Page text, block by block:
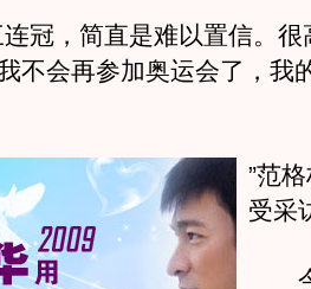
，简直是难以置信。很
不会再参加奥运会了，我
”范
受采
今